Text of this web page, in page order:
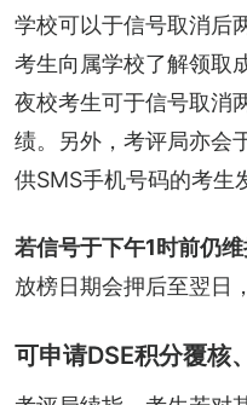
学校可以于信号取消后
考生向属学校了解领取
夜校考生可于信号取消
绩。另外，考评局亦会
供SMS手机号码的考生
若信号于下午1时前仍
放榜日期会押后至翌日
可申请DSE积分覆核